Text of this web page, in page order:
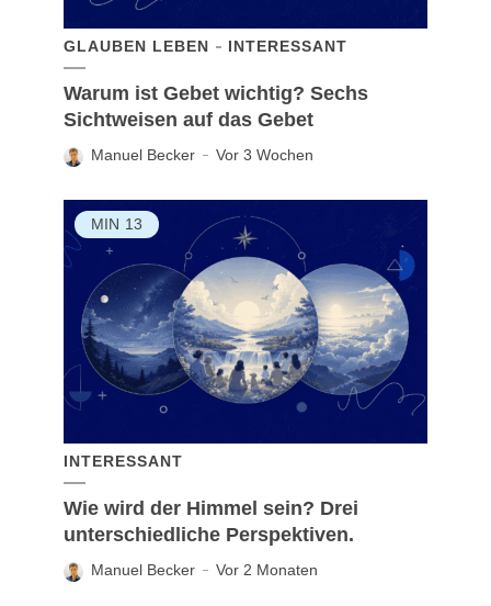
GLAUBEN LEBEN INTERESSANT
Warum ist Gebet wichtig? Sechs
Sichtweisen auf das Gebet
Manuel Becker Vor 3 Wochen
MIN 13
INTERESSANT
Wie wird der Himmel sein? Drei
unterschiedliche Perspektiven.
Manuel Becker Vor 2 Monaten